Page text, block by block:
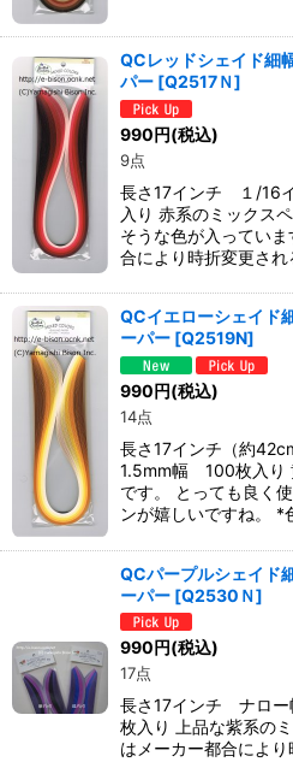
QCレッドシェイド細
パー [Q2517Ｎ]
990円(税込)
9点
長さ17インチ １/16
入り 赤系のミックス
そうな色が入ってい
合により時折変更さ
QCイエローシェイド
ーパー [Q2519N]
990円(税込)
14点
長さ17インチ（約
1.5mm幅 100枚入り
です。 とっても良く
ンが嬉しいですね。
QCパープルシェイド
ーパー [Q2530Ｎ]
990円(税込)
17点
長さ17インチ ナロ
枚入り 上品な紫系の
はメーカー都合によ